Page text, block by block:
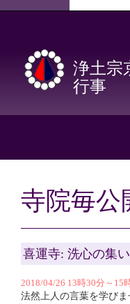
浄土宗
行事
寺院毎公
喜運寺: 洗心の集い
2018/04/26 13時30分～15
法然上人の言葉を学び